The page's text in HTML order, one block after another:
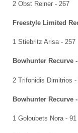
2 Obst Reiner - 267
Freestyle Limited
1 Stiebritz Arisa - 257
Bowhunter Recurve
2 Trifonidis Dimitrios -
Bowhunter Recurve
1 Goloubets Nora - 91